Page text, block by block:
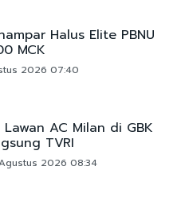
Halus Elite PBNU
MCK
2026 07:40
AC Milan di GBK
TVRI
2026 08:34